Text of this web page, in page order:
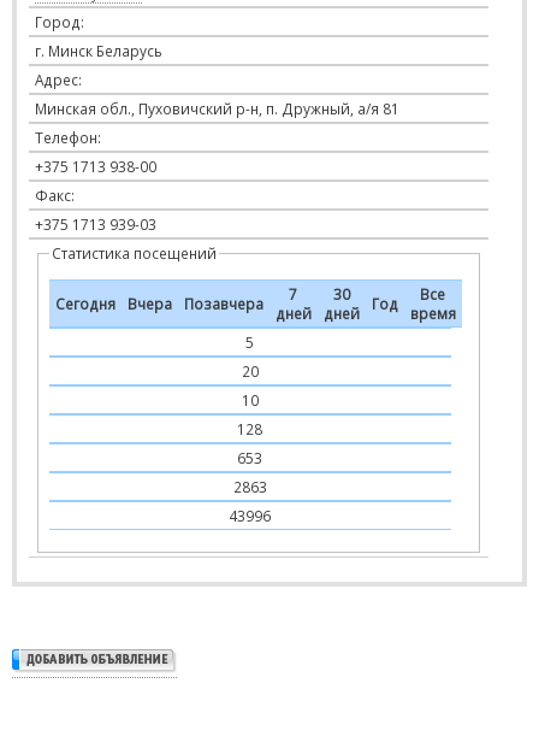
Город:
г. Минск Беларусь
Адрес:
Минская обл., Пуховичский р-н, п. Дружный, а/я 81
Телефон:
+375 1713 938-00
Факс:
+375 1713 939-03
Статистика посещений
Сегодня Вчера Позавчера
7
дней
30
дней
Год
Все
время
5
20
10
128
653
2863
43996